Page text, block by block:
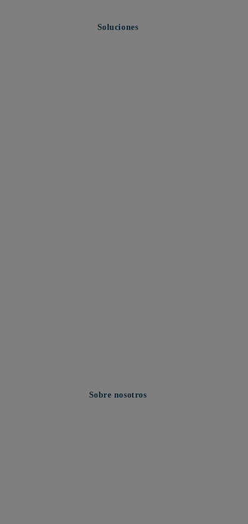
Soluciones
Sobre nosotros